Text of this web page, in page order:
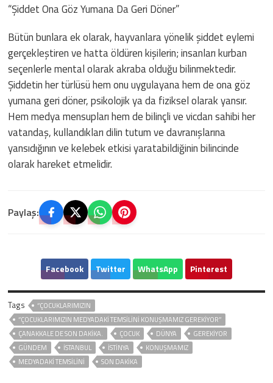
“Şiddet Ona Göz Yumana Da Geri Döner”
Bütün bunlara ek olarak, hayvanlara yönelik şiddet eylemi
gerçekleştiren ve hatta öldüren kişilerin; insanları kurban
seçenlerle mental olarak akraba olduğu bilinmektedir.
Şiddetin her türlüsü hem onu uygulayana hem de ona göz
yumana geri döner, psikolojik ya da fiziksel olarak yansır.
Hem medya mensupları hem de bilinçli ve vicdan sahibi her
vatandaş, kullandıkları dilin tutum ve davranışlarına
yansıdığının ve kelebek etkisi yaratabildiğinin bilincinde
olarak hareket etmelidir.
Paylaş:
Facebook Twitter WhatsApp Pinterest
Tags
‘’ÇOCUKLARIMIZIN
‘’ÇOCUKLARIMIZIN MEDYADAKİ TEMSİLİNİ KONUŞMAMIZ GEREKİYOR’’
ÇANAKKALE DE SON DAKIKA.
ÇOCUK DÜNYA
GEREKIYOR
GÜNDEM
ISTANBUL İSTİNYA
KONUŞMAMIZ
MEDYADAKİ TEMSİLİNİ
SON DAKIKA